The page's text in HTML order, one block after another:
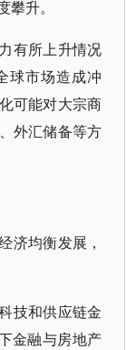
升。
有所上升情况
球市场造成冲
可能对大宗商
外汇储备等方
济均衡发展，
技和供应链金
金融与房地产